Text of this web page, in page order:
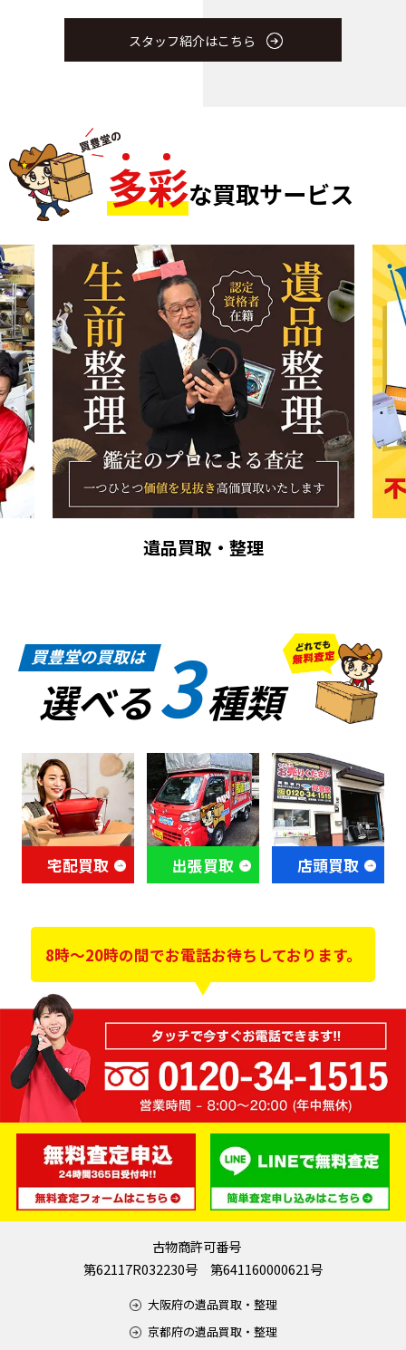
スタッフ紹介はこちら
多彩な買取サービス
まるごと買取
買豊堂の買取は
選べる3種類
宅配買取 出張買取 店頭買取
8時～20時の間でお電話お待ちしております。
古物商許可番号
第62117R032230号 第641160000621号
大阪府の遺品買取・整理
京都府の遺品買取・整理